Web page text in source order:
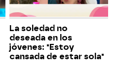
La soledad no
deseada en los
jóvenes: "Estoy
cansada de estar sola"